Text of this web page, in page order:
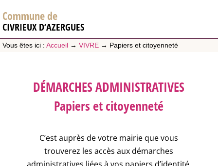
Commune de
CIVRIEUX D’AZERGUES
Vous êtes ici : Accueil → VIVRE → Papiers et citoyenneté
DÉMARCHES ADMINISTRATIVES
Papiers et citoyenneté
C’est auprès de votre mairie que vous
trouverez les accès aux démarches